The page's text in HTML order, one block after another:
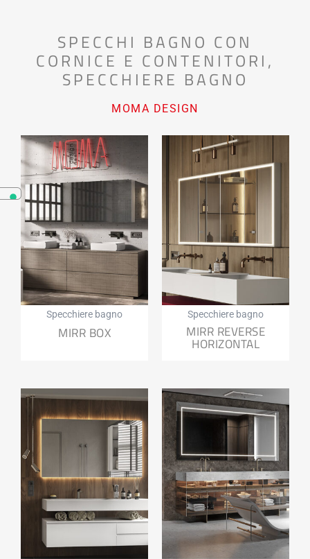
SPECCHI BAGNO CON
CORNICE E CONTENITORI ,
SPECCHIERE BAGNO
MOMA DESIGN
Specchiere bagno
MIRR BOX
Specchiere bagno
MIRR REVERSE
HORIZONTAL